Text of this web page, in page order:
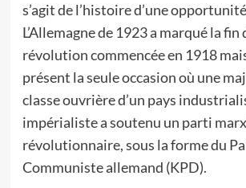
s’agit de l’histoire d’une
L’Allemagne de 1923 a marqué la fin
révolution commencée en 1918
présent la seule occasion où une
classe ouvrière d’un pays
impérialiste a soutenu un parti
révolutionnaire, sous la forme du
Communiste allemand (KPD).